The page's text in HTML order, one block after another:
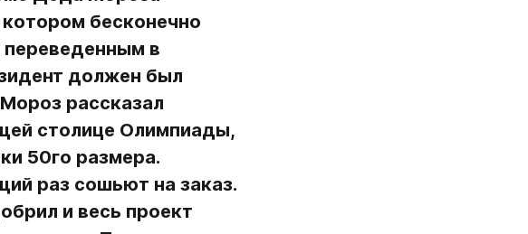
бесконечно
переведенным в
должен был
рассказал
столице Олимпиады,
50го размера.
раз сошьют на заказ.
и весь проект